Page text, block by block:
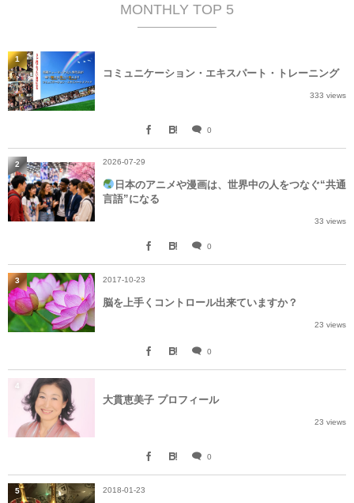
MONTHLY TOP 5
コミュニケーション・エキスパート・トレーニング
333 views
0
1
2026-07-29
日本のアニメや漫画は、世界中の人をつなぐ“共通
言語”になる
33 views
0
2
2017-10-23
脳を上手くコントロール出来ていますか？
23 views
0
3
大貫恵美子 プロフィール
23 views
0
4
2018-01-23
5